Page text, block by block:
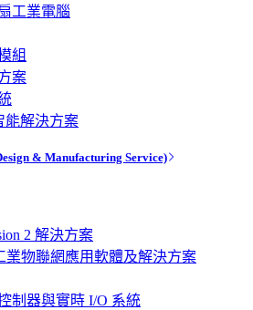
工業電腦
組
案
能解決方案
& Manufacturing Service)
2 解決方案
業物聯網應用軟體及解決方案
制器與實時 I/O 系統